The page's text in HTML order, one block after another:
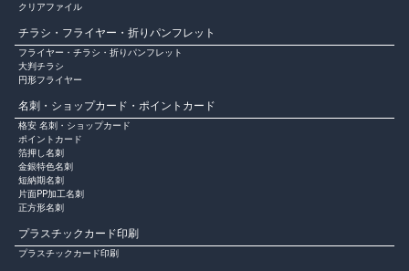
クリアファイル
チラシ・フライヤー・折りパンフレット
フライヤー・チラシ・折りパンフレット
大判チラシ
円形フライヤー
名刺・ショップカード・ポイントカード
格安 名刺・ショップカード
ポイントカード
箔押し名刺
金銀特色名刺
短納期名刺
片面PP加工名刺
正方形名刺
プラスチックカード印刷
プラスチックカード印刷